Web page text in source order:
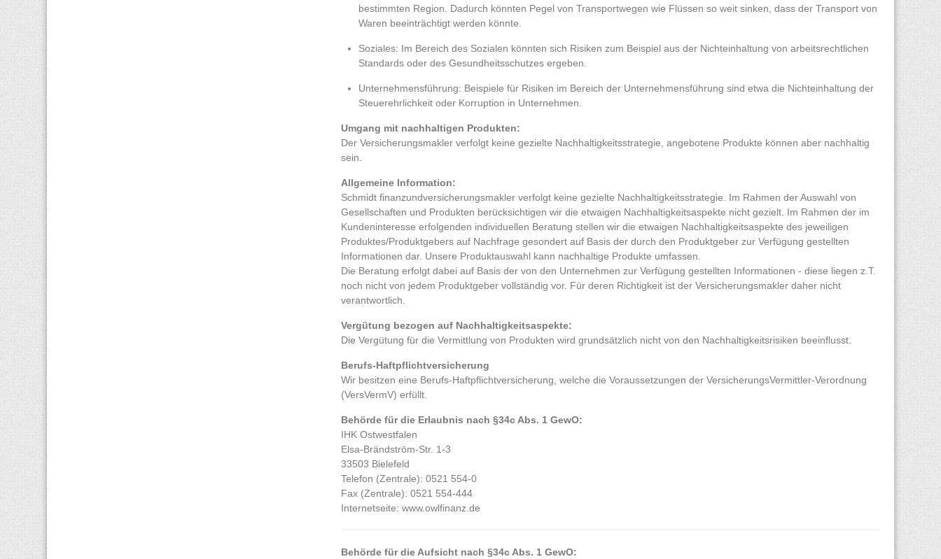
bestimmten Region. Dadurch könnten Pegel von Transportwegen wie Flüssen so weit sinken, dass der Transport von
Waren beeinträchtigt werden könnte.
Soziales: Im Bereich des Sozialen könnten sich Risiken zum Beispiel aus der Nichteinhaltung von arbeitsrechtlichen
Standards oder des Gesundheitsschutzes ergeben.
Unternehmensführung: Beispiele für Risiken im Bereich der Unternehmensführung sind etwa die Nichteinhaltung der
Steuerehrlichkeit oder Korruption in Unternehmen.
Umgang mit nachhaltigen Produkten:
Der Versicherungsmakler verfolgt keine gezielte Nachhaltigkeitsstrategie, angebotene Produkte können aber nachhaltig
sein.
Allgemeine Information:
Schmidt finanzundversicherungsmakler verfolgt keine gezielte Nachhaltigkeitsstrategie. Im Rahmen der Auswahl von
Gesellschaften und Produkten berücksichtigen wir die etwaigen Nachhaltigkeitsaspekte nicht gezielt. Im Rahmen der im
Kundeninteresse erfolgenden individuellen Beratung stellen wir die etwaigen Nachhaltigkeitsaspekte des jeweiligen
Produktes/Produktgebers auf Nachfrage gesondert auf Basis der durch den Produktgeber zur Verfügung gestellten
Informationen dar. Unsere Produktauswahl kann nachhaltige Produkte umfassen.
Die Beratung erfolgt dabei auf Basis der von den Unternehmen zur Verfügung gestellten Informationen - diese liegen z.T.
noch nicht von jedem Produktgeber vollständig vor. Für deren Richtigkeit ist der Versicherungsmakler daher nicht
verantwortlich.
Vergütung bezogen auf Nachhaltigkeitsaspekte:
Die Vergütung für die Vermittlung von Produkten wird grundsätzlich nicht von den Nachhaltigkeitsrisiken beeinflusst.
Berufs-Haftpflichtversicherung
Wir besitzen eine Berufs-Haftpflichtversicherung, welche die Voraussetzungen der VersicherungsVermittler-Verordnung
(VersVermV) erfüllt.
Behörde für die Erlaubnis nach §34c Abs. 1 GewO:
IHK Ostwestfalen
Elsa-Brändström-Str. 1-3
33503 Bielefeld
Telefon (Zentrale): 0521 554-0
Fax (Zentrale): 0521 554-444
Internetseite: www.owlfinanz.de
Behörde für die Aufsicht nach §34c Abs. 1 GewO: